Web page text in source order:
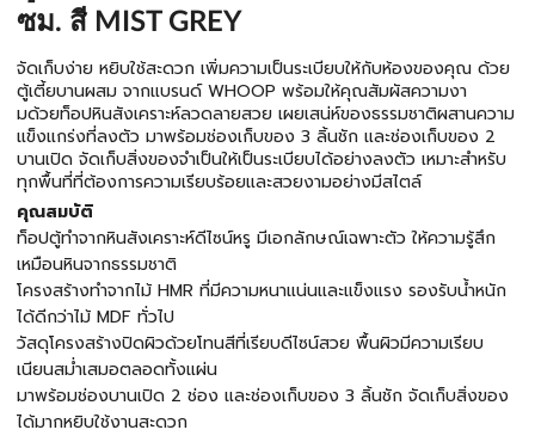
ซม. สี MIST GREY
จัดเก็บง่าย หยิบใช้สะดวก เพิ่มความเป็นระเบียบให้กับห้องของคุณ ด้วย
ตู้เตี้ยบานผสม จากแบรนด์ WHOOP พร้อมให้คุณสัมผัสความงา
มด้วยท็อปหินสังเคราะห์ลวดลายสวย เผยเสน่ห์ของธรรมชาติผสานความ
แข็งแกร่งที่ลงตัว มาพร้อมช่องเก็บของ 3 ลิ้นชัก และช่องเก็บของ 2
บานเปิด จัดเก็บสิ่งของจำเป็นให้เป็นระเบียบได้อย่างลงตัว เหมาะสำหรับ
ทุกพื้นที่ที่ต้องการความเรียบร้อยและสวยงามอย่างมีสไตล์
คุณสมบัติ
ท็อปตู้ทำจากหินสังเคราะห์ดีไซน์หรู มีเอกลักษณ์เฉพาะตัว ให้ความรู้สึก
เหมือนหินจากธรรมชาติ
โครงสร้างทำจากไม้ HMR ที่มีความหนาแน่นและแข็งแรง รองรับน้ำหนัก
ได้ดีกว่าไม้ MDF ทั่วไป
วัสดุโครงสร้างปิดผิวด้วยโทนสีที่เรียบดีไซน์สวย พื้นผิวมีความเรียบ
เนียนสม่ำเสมอตลอดทั้งแผ่น
มาพร้อมช่องบานเปิด 2 ช่อง และช่องเก็บของ 3 ลิ้นชัก จัดเก็บสิ่งของ
ได้มากหยิบใช้งานสะดวก